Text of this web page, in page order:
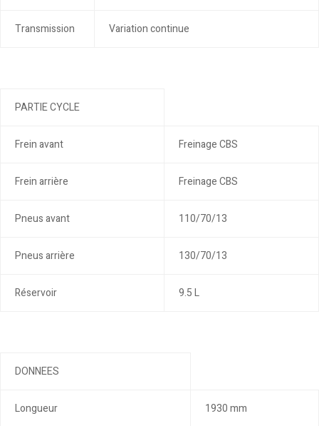
Transmission Variation continue
PARTIE CYCLE
Frein avant Freinage CBS
Frein arrière Freinage CBS
Pneus avant 110/70/13
Pneus arrière 130/70/13
Réservoir 9.5 L
DONNEES
Longueur 1930 mm